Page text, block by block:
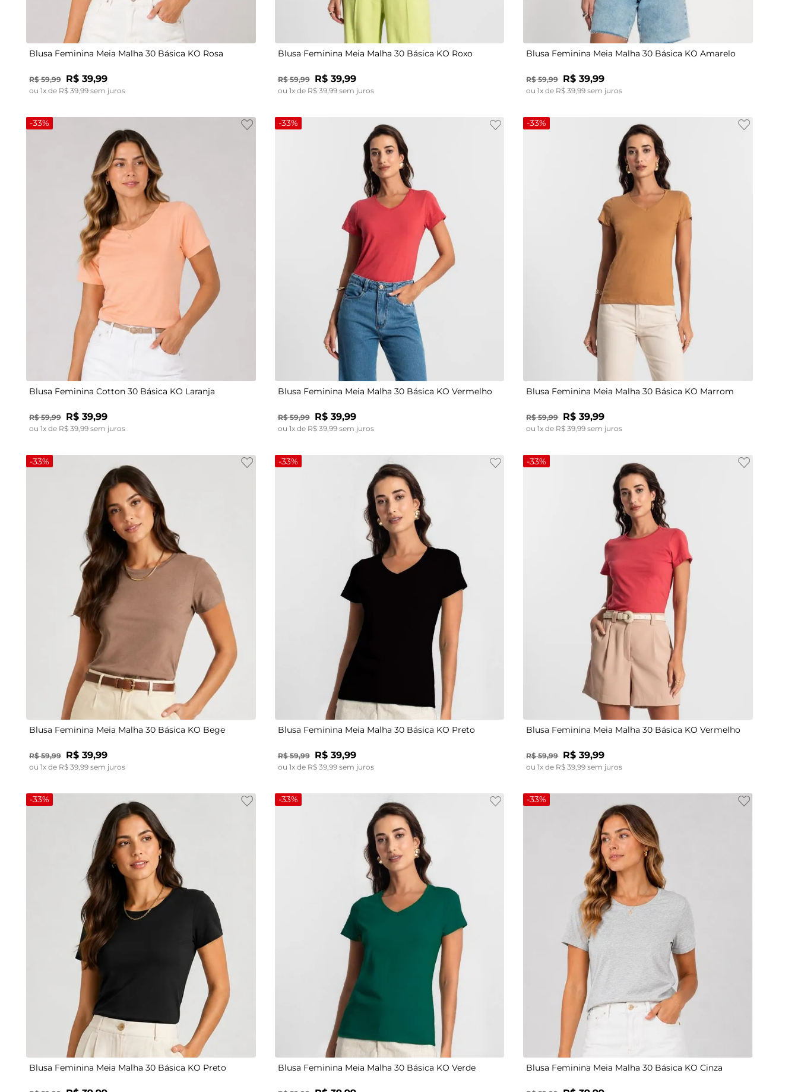
Blusa Feminina Meia Malha 30 Básica KO Rosa
R$ 59,99 R$ 39,99
ou 1x de R$ 39 99 sem juros
P G
Blusa Feminina Meia Malha 30 Básica KO Roxo
R$ 59,99 R$ 39,99
ou 1x de R$ 39, 99sem juros
G GG
Blusa Feminina Meia Malha 30 Básica KO Amarelo
R$ 59,99 R$ 39,99
ou1x de R$ 39 ,99 sem juros
-33%
Blusa Feminina Cotton 30 Básica KO Laranja
R$ 59,99 R$ 39,99
ou 1x de R$ 39,99 sem juros
-33%
G
Blusa Feminina Meia Malha 30 Básica KO Vermelho
R$ 59,99 R$ 39,99
ou 1x de R$ 39,99sem juros
-33%
Blusa Feminina Meia Malha 30 Básica KO Marrom
R$ 59,99 R$ 39,99
ou1x de R$ 39,99 sem juros
-33%
P
Blusa Feminina Meia Malha 30 Básica KO Bege
R$ 59,99 R$ 39,99
ou 1x de R$ 39 99 sem juros
-33%
M
Blusa Feminina Meia Malha 30 Básica KO Preto
R$ 59,99 R$ 39,99
ou 1x de R$ 39, 99sem juros
-33%
G
Blusa Feminina Meia Malha 30 Básica KO Vermelho
R$ 59,99 R$ 39,99
ou1x de R$ 39 ,99 sem juros
-33%
Blusa Feminina Meia Malha 30 Básica KO Preto
-33%
P M G GG
Blusa Feminina Meia Malha 30 Básica KO Verde
-33%
Blusa Feminina Meia Malha 30 Básica KO Cinza